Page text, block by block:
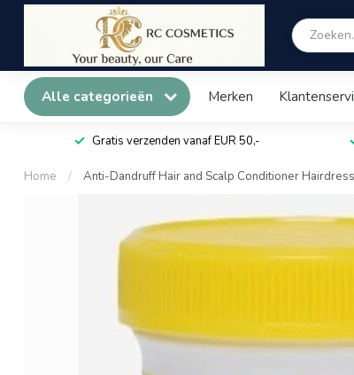
Alle categorieën Merken
Gratis verzenden vanaf EUR 50,-
Home / Anti-Dandruff Hair and Scalp Conditioner